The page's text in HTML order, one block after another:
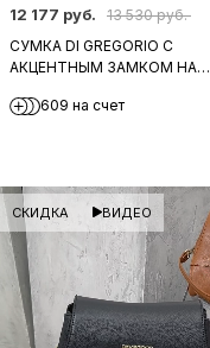
12 177 руб.
13 530 руб.
СУМКА DI GREGORIO С
АКЦЕНТНЫМ ЗАМКОМ НА
609 на счет
СКИДКА ВИДЕО